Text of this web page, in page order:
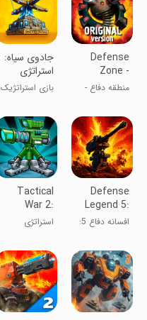
Defense
Zone -
Original
منطقه دفاع -
‏جادوی سیاه:
استراتژی
دفاع از قلعه
بازی استراتژیک
Defense
Legend 5:
Survivor TD
افسانه دفاع 5:
Tactical
War 2:
Tower
Defense
استراتژی